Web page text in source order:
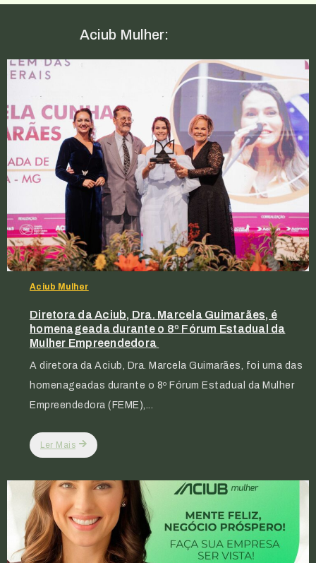
Aciub Mulher:
Aciub Mulher
Diretora da Aciub, Dra. Marcela Guimarães, é
homenageada durante o 8º Fórum Estadual da
Mulher Empreendedora
A diretora da Aciub, Dra. Marcela Guimarães, foi uma das
homenageadas durante o 8º Fórum Estadual da Mulher
Empreendedora (FEME),...
Ler Mais